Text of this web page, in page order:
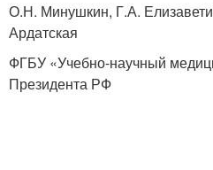
О.Н. Минушкин, Г.А.
Ардатская
ФГБУ «Учебно-научный
Президента РФ